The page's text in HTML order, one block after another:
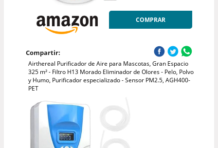
COMPRAR
Compartir:
Airthereal Purificador de Aire para Mascotas, Gran Espacio
325 m² - Filtro H13 Morado Eliminador de Olores - Pelo, Polvo
y Humo, Purificador especializado - Sensor PM2.5, AGH400-
PET